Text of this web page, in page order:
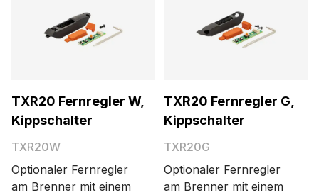
TXR20 Fernregler W,
Kippschalter
TXR20W
Optionaler Fernregler
am Brenner mit einem
TXR20 Fernregler G,
Kippschalter
TXR20G
Optionaler Fernregler
am Brenner mit einem